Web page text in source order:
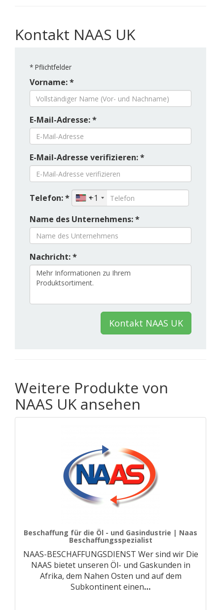
Kontakt NAAS UK
* Pflichtfelder
Vorname: *
E-Mail-Adresse: *
E-Mail-Adresse verifizieren: *
Telefon: *
+1
Name des Unternehmens: *
Nachricht: *
Kontakt NAAS UK
Weitere Produkte von
NAAS UK ansehen
Beschaffung für die Öl - und Gasindustrie | Naas
Beschaffungsspezialist
NAAS-BESCHAFFUNGSDIENST Wer sind wir Die
NAAS bietet unseren Öl- und Gaskunden in
Afrika, dem Nahen Osten und auf dem
Subkontinent einen…